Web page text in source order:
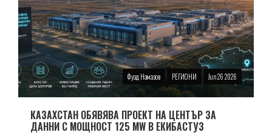
Фуад Намазов РЕГИОНИ Jun 26 2026
КАЗАХСТАН ОБЯВЯВА ПРОЕКТ НА ЦЕНТЪР ЗА
ДАННИ С МОЩНОСТ 125 MW В ЕКИБАСТУЗ